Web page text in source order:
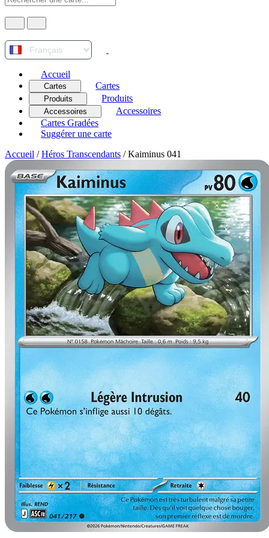
Accueil
Cartes Cartes
Produits Produits
Accessoires
Accessoires
Cartes Gradées
Suggérer une carte
Accueil / Héros Transcendants / Kaiminus 041